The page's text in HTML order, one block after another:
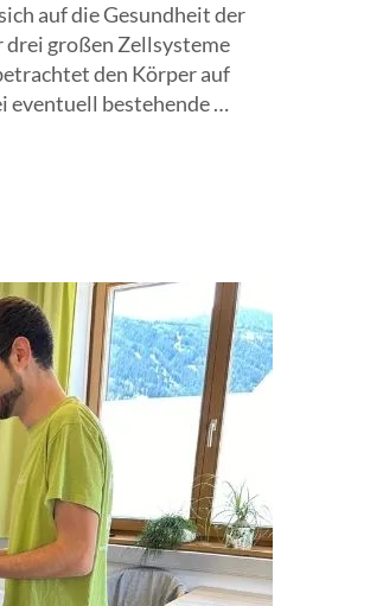
auf die Gesundheit der
drei großen Zellsysteme
den Körper auf
eventuell bestehende
evaluieren und
Trainings ist der Fokus
zu intensiven
an seine Grenzen
fördert das Cell-Re-
und natürliche Balance